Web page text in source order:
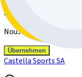
de suite ou à convenir
Nous nous réjouissons
Übernehmen
Castella Sports SA